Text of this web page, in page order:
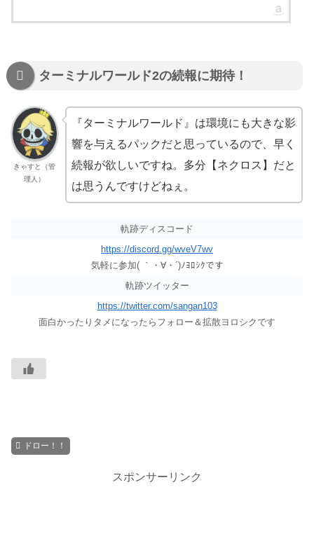
ターミナルワールド2の続報に期待！
きゃすと（管
理人）
『ターミナルワールド』は環境にも大きな影
響を与えるパックだと思っているので、早く
続報が欲しいですね。多分【ネクロス】だと
は思うんですけどねぇ。
軌跡ディスコード
https://discord.gg/wveV7wv
気軽に参加( ｀・∀・´)ﾉﾖﾛｼｸです
軌跡ツイッター
https://twitter.com/sangan103
面白かったりタメになったらフォロー＆拡散ヨロシクです
ドロー！！
スポンサーリンク